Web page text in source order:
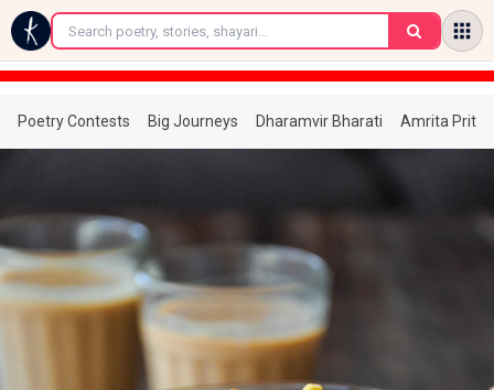
←
Poetry Contests Big Journeys Dharamvir Bharati Amrita